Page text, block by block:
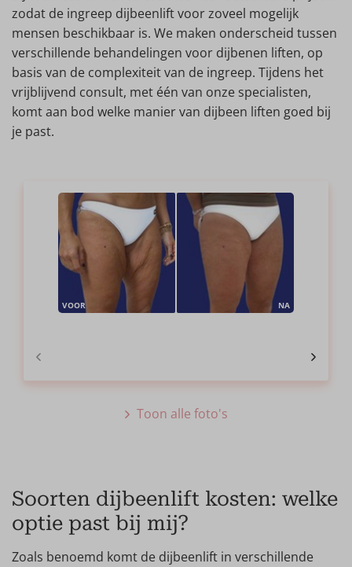
zodat de ingreep dijbeenlift voor zoveel mogelijk
mensen beschikbaar is. We maken onderscheid tussen
verschillende behandelingen voor dijbenen liften, op
basis van de complexiteit van de ingreep. Tijdens het
vrijblijvend consult, met één van onze specialisten,
komt aan bod welke manier van dijbeen liften goed bij
je past.
VOOR NA
Toon alle foto's
Soorten dijbeenlift kosten: welke
optie past bij mij?
Zoals benoemd komt de dijbeenlift in verschillende